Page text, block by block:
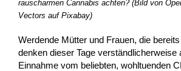
rauscharmen Cannabis achten? (Bild von
Vectors auf Pixabay)
Werdende Mütter und Frauen, die
denken dieser Tage verständlicherweise
Einnahme vom beliebten, wohltuenden